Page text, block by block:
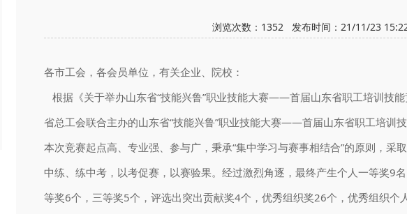
浏览次数： 1352 发布时间：21/11/23
各市工会，各会员单位，有关企业、院校：
根据《关于举办山东省“技能兴鲁”职业技能大赛——首届山东省职工培训技
省总工会联合主办的山东省“技能兴鲁”职业技能大赛——首届山东省职工培训
本次竞赛起点高、专业强、参与广，秉承“集中学习与赛事相结合”的原则，采
中练、练中考，以考促赛，以赛验果。经过激烈角逐，最终产生个人一等奖9
等奖6个，三等奖5个，评选出突出贡献奖4个，优秀组织奖26个，优秀组织个